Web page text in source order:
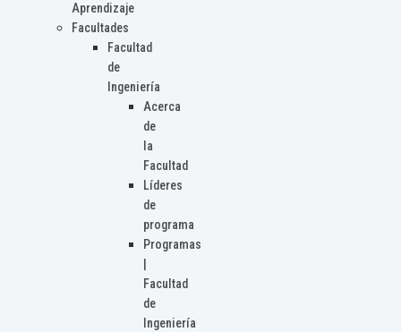
Aprendizaje
Facultades
Facultad
de
Ingeniería
Acerca
de
la
Facultad
Líderes
de
programa
Programas
Facultad
de
Ingeniería